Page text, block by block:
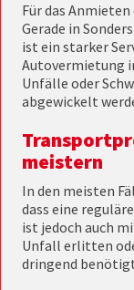
Für das
Gerade in
ist ein starker
Autovermietung
Unfälle oder
abgewickelt
meistern
In den meisten
dass eine
ist jedoch auch
Unfall erlitten
dringend